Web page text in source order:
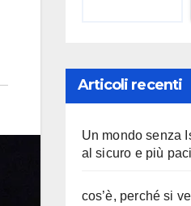
Articoli recenti
Un mondo senza
al sicuro e più
cos’è, perché si